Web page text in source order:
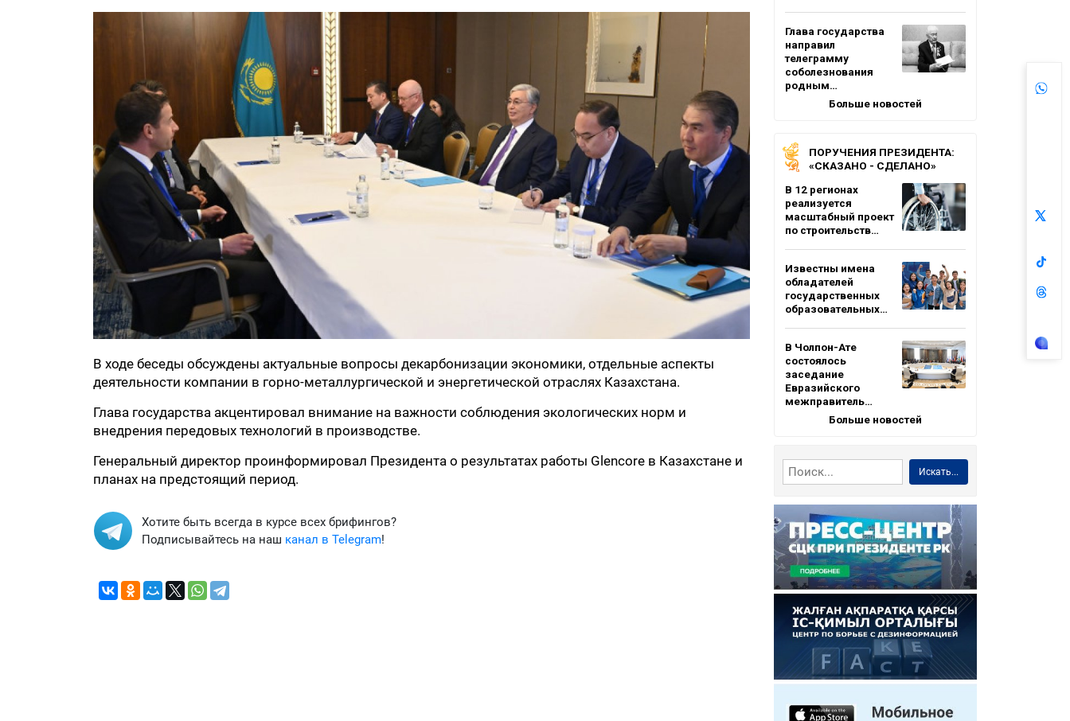
В ходе беседы обсуждены актуальные вопросы декарбонизации экономики, отдельные аспекты
деятельности компании в горно-металлургической и энергетической отраслях Казахстана.
Глава государства акцентировал внимание на важности соблюдения экологических норм и
внедрения передовых технологий в производстве.
Генеральный директор проинформировал Президента о результатах работы Glencore в Казахстане и
планах на предстоящий период.
Хотите быть всегда в курсе всех брифингов?
Подписывайтесь на наш канал в Telegram!
Глава государства
направил
телеграмму
соболезнования
родным…
Больше новостей
ПОРУЧЕНИЯ ПРЕЗИДЕНТА:
«СКАЗАНО - СДЕЛАНО»
В 12 регионах
реализуется
масштабный проект
по строительств…
Известны имена
обладателей
государственных
образовательных…
В Чолпон-Ате
состоялось
заседание
Евразийского
межправитель…
Больше новостей
Искать...